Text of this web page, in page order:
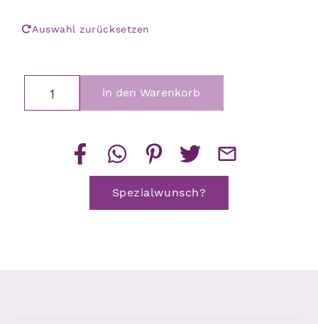
Auswahl zurücksetzen
Dekoschale
in den Warenkorb
Spezialwunsch?